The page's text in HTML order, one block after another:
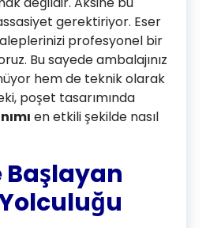
gerektiriyor. Eser
profesyonel bir
Bu sayede ambalajınız
hem de teknik olarak
poşet tasarımında
en etkili şekilde nasıl